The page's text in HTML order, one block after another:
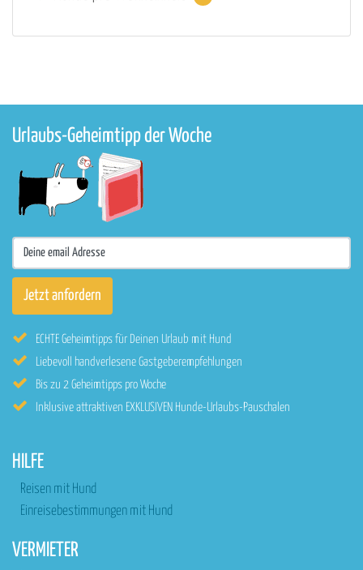
Urlaubs-Geheimtipp der Woche
ECHTE Geheimtipps für Deinen Urlaub mit Hund
Liebevoll handverlesene Gastgeberempfehlungen
Bis zu 2 Geheimtipps pro Woche
Inklusive attraktiven EXKLUSIVEN Hunde-Urlaubs-Pauschalen
HILFE
Reisen mit Hund
Einreisebestimmungen mit Hund
VERMIETER